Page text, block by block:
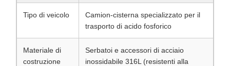
Tipo di veicolo
Camion-cisterna specializzato per il
trasporto di acido fosforico
Materiale di
costruzione
Serbatoi e accessori di acciaio
inossidabile 316L (resistenti alla